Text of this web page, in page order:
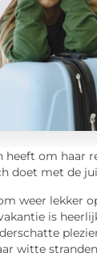
weer lekker
is
witte